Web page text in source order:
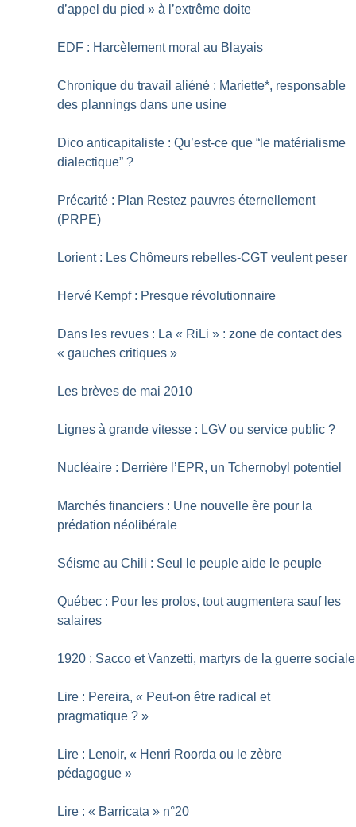
d’appel du pied » à l’extrême doite
EDF : Harcèlement moral au Blayais
Chronique du travail aliéné : Mariette*, responsable
des plannings dans une usine
Dico anticapitaliste : Qu’est-ce que “le matérialisme
dialectique” ?
Précarité : Plan Restez pauvres éternellement
(PRPE)
Lorient : Les Chômeurs rebelles-CGT veulent peser
Hervé Kempf : Presque révolutionnaire
Dans les revues : La « RiLi » : zone de contact des
« gauches critiques »
Les brèves de mai 2010
Lignes à grande vitesse : LGV ou service public ?
Nucléaire : Derrière l’EPR, un Tchernobyl potentiel
Marchés financiers : Une nouvelle ère pour la
prédation néolibérale
Séisme au Chili : Seul le peuple aide le peuple
Québec : Pour les prolos, tout augmentera sauf les
salaires
1920 : Sacco et Vanzetti, martyrs de la guerre sociale
Lire : Pereira, « Peut-on être radical et
pragmatique ? »
Lire : Lenoir, « Henri Roorda ou le zèbre
pédagogue »
Lire : « Barricata » n°20